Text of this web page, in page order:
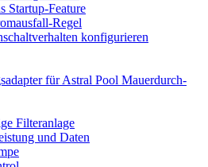
Startup-Feature
Regel
konfigurieren
für Astral Pool Mauer­durch­
Filter­anlage
und Daten